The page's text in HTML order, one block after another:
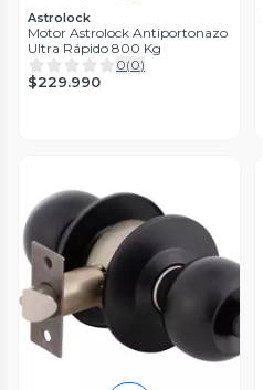
Astrolock
Motor Astrolock Antiportonazo
Ultra Rápido 800 Kg
0(0)
$229.990